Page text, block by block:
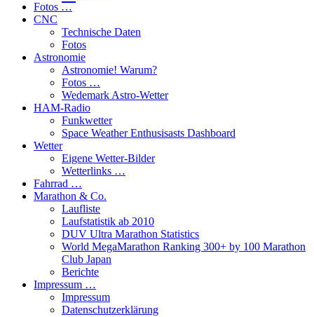
Fotos …
CNC
Technische Daten
Fotos
Astronomie
Astronomie! Warum?
Fotos …
Wedemark Astro-Wetter
HAM-Radio
Funkwetter
Space Weather Enthusisasts Dashboard
Wetter
Eigene Wetter-Bilder
Wetterlinks …
Fahrrad …
Marathon & Co.
Laufliste
Laufstatistik ab 2010
DUV Ultra Marathon Statistics
World MegaMarathon Ranking 300+ by 100 Marathon
Club Japan
Berichte
Impressum …
Impressum
Datenschutzerklärung